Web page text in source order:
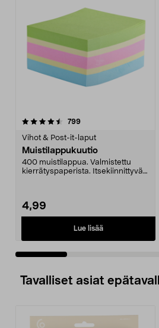
799arvostelut
Vihot & Post-it-laput
Muistilappukuutio
400 muistilappua. Valmistettu
kierrätyspaperista. Itsekiinnittyvät
4,99
Lue lisää
5.0 viidestä
Tavalliset asiat